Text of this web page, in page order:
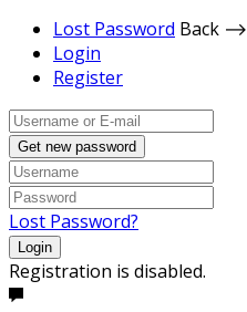
Lost Password Back ⟶
Login
Register
Get new password
Lost Password?
Login
Registration is disabled.